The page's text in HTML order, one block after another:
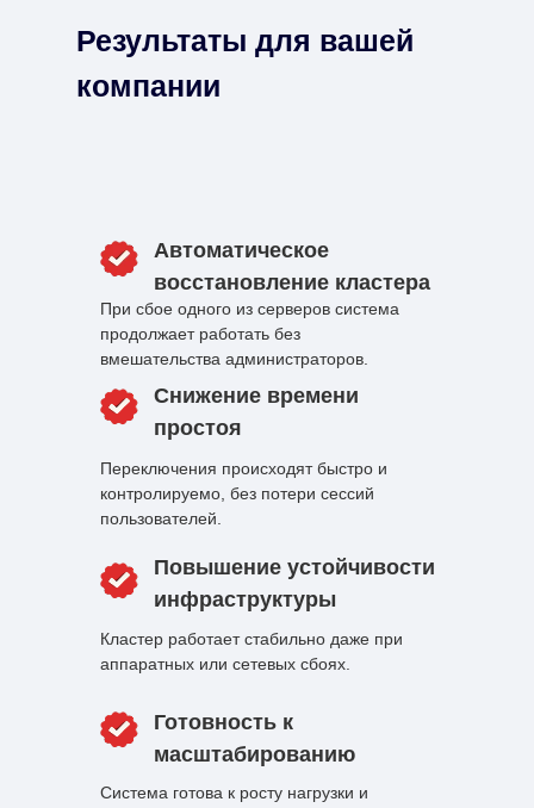
Результаты для вашей
компании
Автоматическое
восстановление кластера
При сбое одного из серверов система
продолжает работать без
вмешательства администраторов.
Снижение времени
простоя
Переключения происходят быстро и
контролируемо, без потери сессий
пользователей.
Повышение устойчивости
инфраструктуры
Кластер работает стабильно даже при
аппаратных или сетевых сбоях.
Готовность к
масштабированию
Система готова к росту нагрузки и